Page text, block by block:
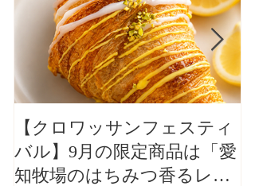
【クロワッサンフェスティ
バル】9月の限定商品は「愛
知牧場のはちみつ香るレモ